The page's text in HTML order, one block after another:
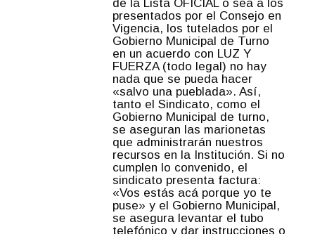
de la Lista OFICIAL o sea a los
presentados por el Consejo en
Vigencia, los tutelados por el
Gobierno Municipal de Turno
en un acuerdo con LUZ Y
FUERZA (todo legal) no hay
nada que se pueda hacer
«salvo una pueblada». Así,
tanto el Sindicato, como el
Gobierno Municipal de turno,
se aseguran las marionetas
que administrarán nuestros
recursos en la Institución. Si no
cumplen lo convenido, el
sindicato presenta factura:
«Vos estás acá porque yo te
puse» y el Gobierno Municipal,
se asegura levantar el tubo
telefónico y dar instrucciones o